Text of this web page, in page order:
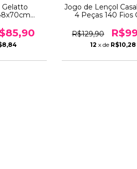
Gelatto
Firme
Jogo de Lençol
4 Peças 140 Fios
Conforto, Maciez,
e Antipilling
R$129,90
12 x de R$10,28